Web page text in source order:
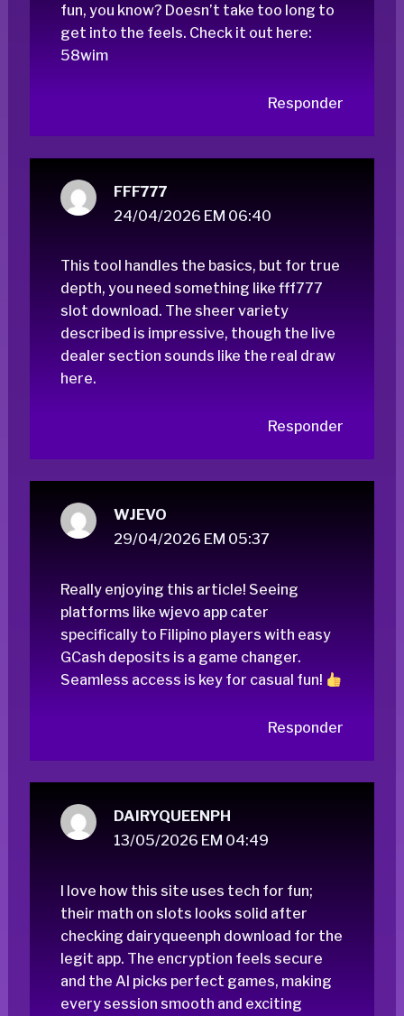
fun, you know? Doesn’t take too long to
get into the feels. Check it out here:
58wim
Responder
FFF777
24/04/2026 EM 06:40
This tool handles the basics, but for true
depth, you need something like fff777
slot download . The sheer variety
described is impressive, though the live
dealer section sounds like the real draw
here.
Responder
WJEVO
29/04/2026 EM 05:37
Really enjoying this article! Seeing
platforms like wjevo appcater
specifically to Filipino players with easy
GCash deposits is a game changer.
Seamless access is key for casual fun!
Responder
DAIRYQUEENPH
13/05/2026 EM 04:49
I love how this site uses tech for fun;
their math on slots looks solid after
checking dairyqueenph download for the
legit app. The encryption feels secure
and the AI picks perfect games, making
every session smooth and exciting